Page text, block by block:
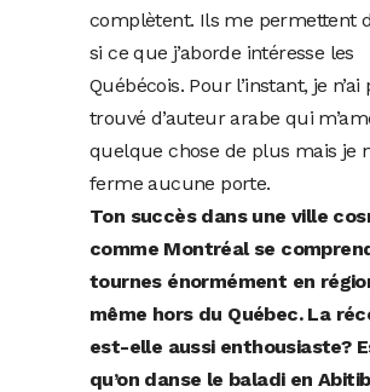
complètent. Ils me permettent
si ce que j’aborde intéresse les
Québécois. Pour l’instant, je n’ai
trouvé d’auteur arabe qui
quelque chose de plus mais je
ferme aucune porte.
Ton succès dans une ville
comme Montréal se
tournes énormément en
même hors du Québec. La
est-elle aussi enthousiaste?
qu’on danse le baladi en